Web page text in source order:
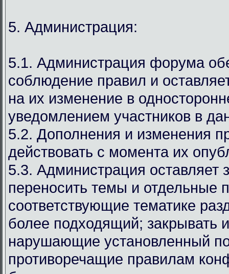
5. Администрация:
5.1. Администрация форума
соблюдение правил и
на их изменение в
уведомлением участников в
5.2. Дополнения и изменения
действовать с момента их
5.3. Администрация оставляет
переносить темы и отдельные
соответствующие тематике
более подходящий; закрывать
нарушающие установленный
противоречащие правилам